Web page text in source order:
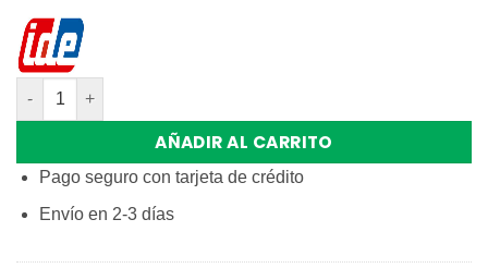
CENTRAL 12 MODULOS TAPA PRETROQUELADA cantidad
AÑADIR AL CARRITO
Pago seguro con tarjeta de crédito
Envío en 2-3 días